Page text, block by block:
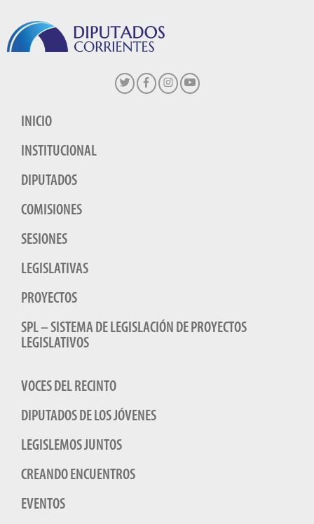
INICIO
INSTITUCIONAL
DIPUTADOS
COMISIONES
SESIONES
LEGISLATIVAS
PROYECTOS
SPL – SISTEMA DE LEGISLACIÓN DE PROYECTOS
LEGISLATIVOS
VOCES DEL RECINTO
DIPUTADOS DE LOS JÓVENES
LEGISLEMOS JUNTOS
CREANDO ENCUENTROS
EVENTOS